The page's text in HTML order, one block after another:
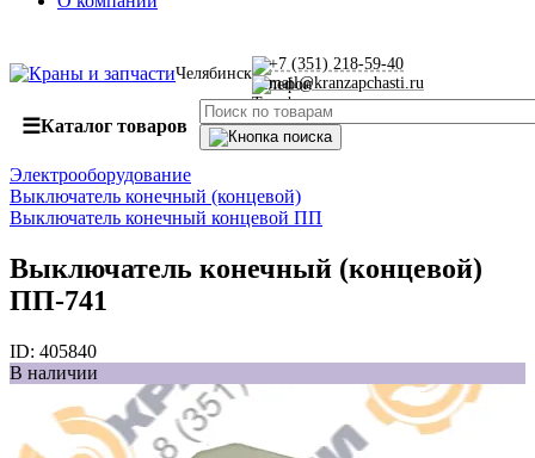
Челябинск
+7 (351) 218-59-40
mail@kranzapchasti.ru
☰Каталог товаров
Электрооборудование
Выключатель конечный (концевой)
Выключатель конечный концевой ПП
Выключатель конечный (концевой)
ПП-741
ID: 405840
В наличии